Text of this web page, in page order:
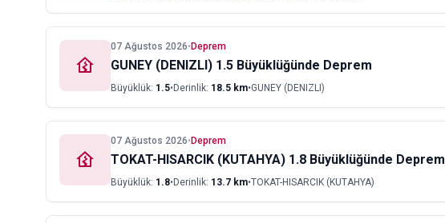
07 Ağustos 2026• Deprem
GUNEY (DENIZLI) 1.5 Büyüklüğünde Deprem
Büyüklük: 1.5•Derinlik: 18.5 km•GUNEY (DENIZLI)
07 Ağustos 2026• Deprem
TOKAT-HISARCIK (KUTAHYA) 1.8 Büyüklüğünde Deprem
Büyüklük: 1.8•Derinlik: 13.7 km•TOKAT-HISARCIK (KUTAHYA)